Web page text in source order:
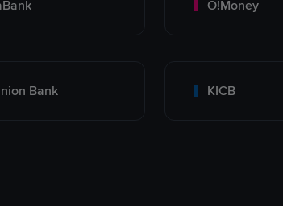
O!Money
Bank KICB